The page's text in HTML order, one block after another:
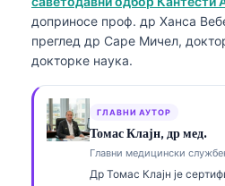
доприносе проф. др Ханса
преглед др Саре Мичел,
докторке наука.
ГЛАВНИ АУТОР
Томас Клајн, др мед.
Главни медицински
Др Томас Клајн је